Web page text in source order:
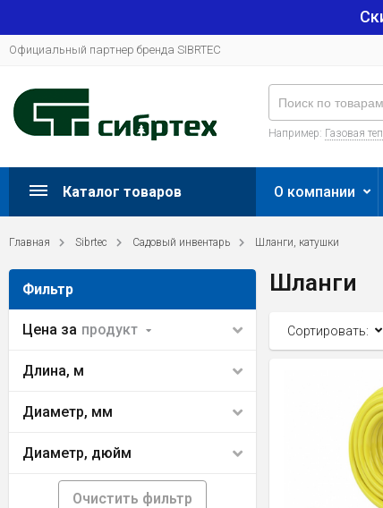
Официальный партнер бренда SIBRTEC
Например: Газовая
Каталог товаров О компании
Главная Sibrtec Садовый инвентарь Шланги, катушки
Фильтр
Цена за продукт
Длина, м
Диаметр, мм
Диаметр, дюйм
Очистить фильтр
Шланги
Сортировать: